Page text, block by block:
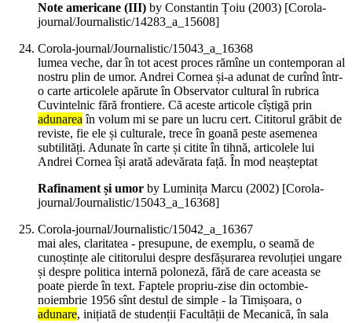
Note americane (III) by Constantin Țoiu (2003) [Corola-
journal/Journalistic/14283_a_15608]
Corola-journal/Journalistic/15043_a_16368
lumea veche, dar în tot acest proces rămîne un contemporan al
nostru plin de umor. Andrei Cornea și-a adunat de curînd într-
o carte articolele apărute în Observator cultural în rubrica
Cuvintelnic fără frontiere. Că aceste articole cîștigă prin
adunareaîn volum mi se pare un lucru cert. Cititorul grăbit de
reviste, fie ele și culturale, trece în goană peste asemenea
subtilități. Adunate în carte și citite în tihnă, articolele lui
Andrei Cornea își arată adevărata față. În mod neașteptat
Rafinament și umor by Luminița Marcu (2002) [Corola-
journal/Journalistic/15043_a_16368]
Corola-journal/Journalistic/15042_a_16367
mai ales, claritatea - presupune, de exemplu, o seamă de
cunoștințe ale cititorului despre desfășurarea revoluției ungare
și despre politica internă poloneză, fără de care aceasta se
poate pierde în text. Faptele propriu-zise din octombie-
noiembrie 1956 sînt destul de simple - la Timișoara, o
adunare, inițiată de studenții Facultății de Mecanică, în sala